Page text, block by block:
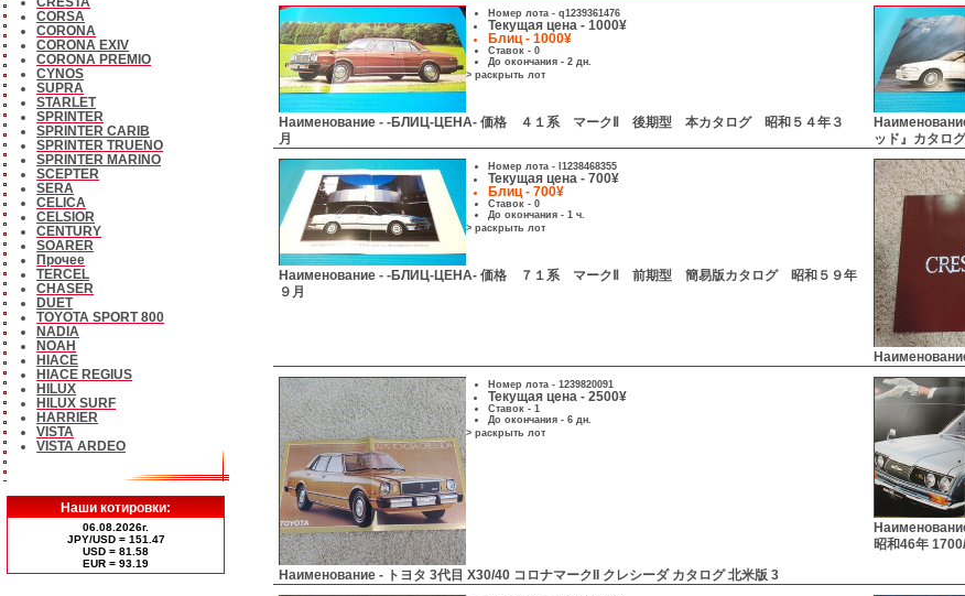
CORSA
CORONA
CORONA EXIV
CORONA PREMIO
CYNOS
SUPRA
STARLET
SPRINTER
SPRINTER CARIB
SPRINTER TRUENO
SPRINTER MARINO
SCEPTER
SERA
CELICA
CELSIOR
CENTURY
SOARER
Прочее
TERCEL
CHASER
DUET
TOYOTA SPORT 800
NADIA
NOAH
HIACE
HIACE REGIUS
HILUX
HILUX SURF
HARRIER
VISTA
VISTA ARDEO
Наши котировки:
06.08.2026г.
JPY/USD = 151.47
USD = 81.58
ЕUR = 93.19
Номер лота - q1239361476
Текущая цена - 1000¥
Блиц - 1000¥
Ставок - 0
До окончания - 2 дн.
> раскрыть лот
Наименование - -БЛИЦ-ЦЕНА- 価格 ４１系 マークⅡ 後期型 本カタログ 昭和５４年３
月
ッド』カタロ
Номер лота - l1238468355
Текущая цена - 700¥
Блиц - 700¥
Ставок - 0
До окончания - 1 ч.
> раскрыть лот
Наименование - -БЛИЦ-ЦЕНА- 価格 ７１系 マークⅡ 前期型 簡易版カタログ 昭和５９年
９月
Номер лота - 1239820091
Текущая цена - 2500¥
Ставок - 1
До окончания - 6 дн.
> раскрыть лот
Наименование - トヨタ 3代目 X30/40 コロナマークII クレシーダ カタログ 北米版 3
昭和46年